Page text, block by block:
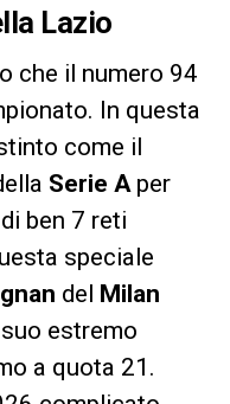
Lazio
che il numero 94
In questa
come il
Serie Aper
ben 7 reti
speciale
del Milan
estremo
a quota 21.